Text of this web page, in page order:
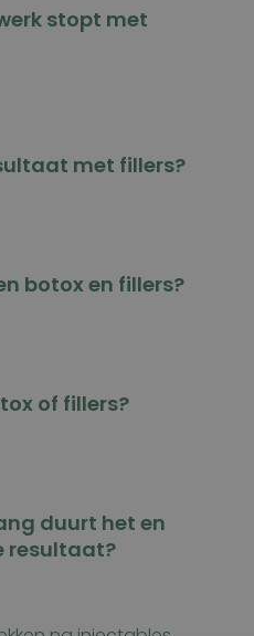
stopt met
met fillers?
botox en fillers?
of fillers?
duurt het en
resultaat?